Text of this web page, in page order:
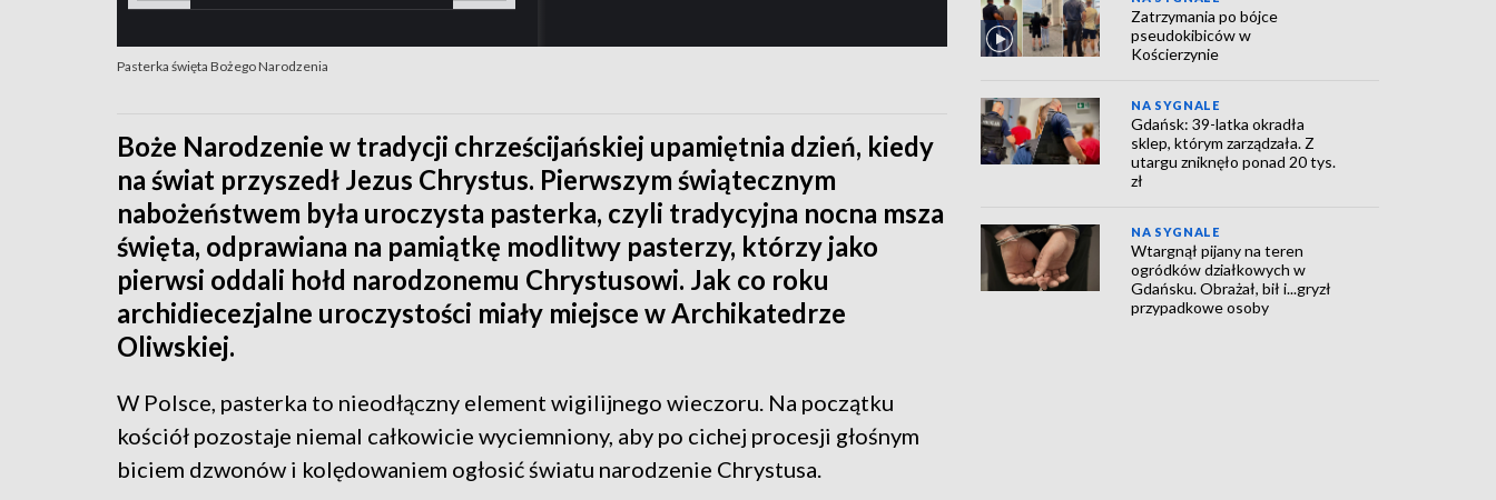
Pasterka święta Bożego Narodzenia
Boże Narodzenie w tradycji chrześcijańskiej upamiętnia dzień, kiedy
na świat przyszedł Jezus Chrystus. Pierwszym świątecznym
nabożeństwem była uroczysta pasterka, czyli tradycyjna nocna msza
święta, odprawiana na pamiątkę modlitwy pasterzy, którzy jako
pierwsi oddali hołd narodzonemu Chrystusowi. Jak co roku
archidiecezjalne uroczystości miały miejsce w Archikatedrze
Oliwskiej.
W Polsce, pasterka to nieodłączny element wigilijnego wieczoru. Na początku
kościół pozostaje niemal całkowicie wyciemniony, aby po cichej procesji głośnym
biciem dzwonów i kolędowaniem ogłosić światu narodzenie Chrystusa.
Zatrzymania po bójce
pseudokibiców w
Kościerzynie
NA SYGNALE
Gdańsk: 39-latka okradła
sklep, którym zarządzała. Z
utargu zniknęło ponad 20 tys.
zł
NA SYGNALE
Wtargnął pijany na teren
ogródków działkowych w
Gdańsku. Obrażał, bił i...gryzł
przypadkowe osoby